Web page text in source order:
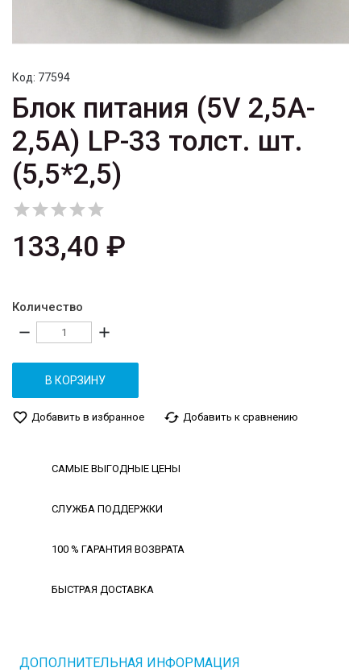
Код: 77594
Блок питания (5V 2,5A-
2,5A) LP-33 толст. шт.
(5,5*2,5)

133,40 ₽
Количество
remove add
В КОРЗИНУ
favorite_border Добавить в избранное cached Добавить к сравнению
САМЫЕ ВЫГОДНЫЕ ЦЕНЫ
СЛУЖБА ПОДДЕРЖКИ
100 % ГАРАНТИЯ ВОЗВРАТА
БЫСТРАЯ ДОСТАВКА
ДОПОЛНИТЕЛЬНАЯ ИНФОРМАЦИЯ